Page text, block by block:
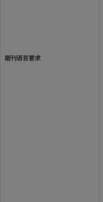
期刊语言要求